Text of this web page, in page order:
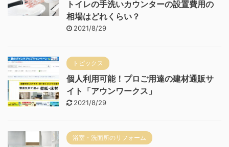
トイレの手洗いカウンターの設置費用の
相場はどれくらい？
2021/8/29
トピックス
個人利用可能！プロご用達の建材通販サ
イト「アウンワークス」
2021/8/29
浴室・洗面所のリフォーム